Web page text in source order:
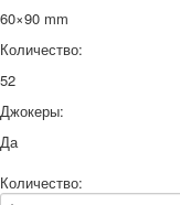
60×90 mm
Количество:
52
Джокеры:
Да
Количество: